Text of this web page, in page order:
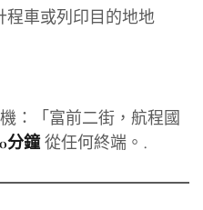
車或列印目的地地
：「富前二街，航程國
分鐘從任何終端。.